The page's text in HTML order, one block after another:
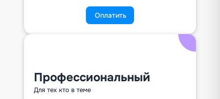
Оплатить
Профессиональный
Для тех кто в теме